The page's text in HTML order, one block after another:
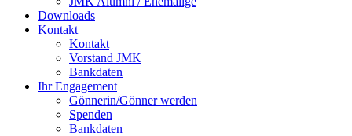
Downloads
Kontakt
Kontakt
Vorstand JMK
Bankdaten
Ihr Engagement
Gönnerin/Gönner werden
Spenden
Bankdaten